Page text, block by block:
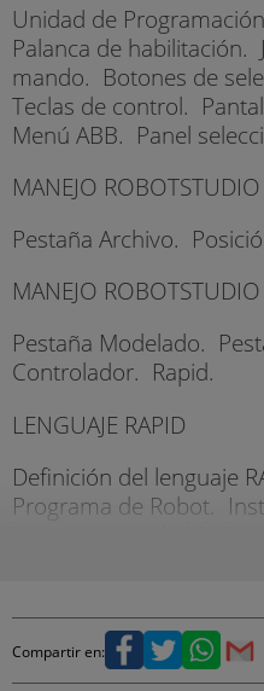
Unidad de
Palanca de habilitación.
mando. Botones de
Teclas de control.
Menú ABB. Panel
MANEJO
Pestaña Archivo.
MANEJO
Pestaña Modelado.
Controlador. Rapid.
LENGUAJE RAPID
Definición del lenguaje
Programa de Robot.
Lógicas. Instrucciones
activación y
ROBÓTICA
Compartir en: